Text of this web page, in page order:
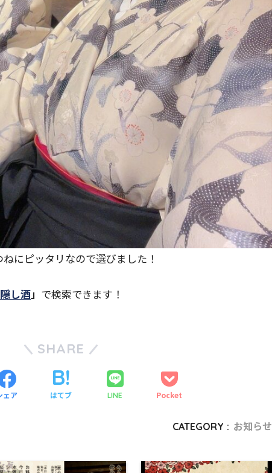
にピッタリなので選びました！
し酒」 で検索できます！
SHARE
ェア はてブ LINE Pocket
CATEGORY : お知らせ